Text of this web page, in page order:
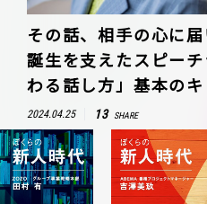
その話、相手の心に
誕生を支えたスピー
わる話し方」基本のキ
2024.04.25 13 SHARE